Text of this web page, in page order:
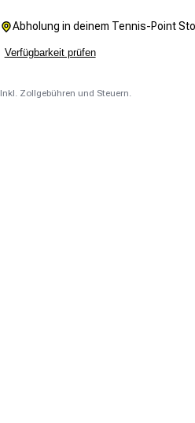
Abholung in deinem Tennis-Point
Verfügbarkeit prüfen
Inkl. Zollgebühren und Steuern.